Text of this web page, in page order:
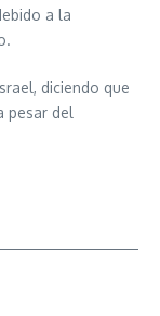
a la
diciendo que
pesar del